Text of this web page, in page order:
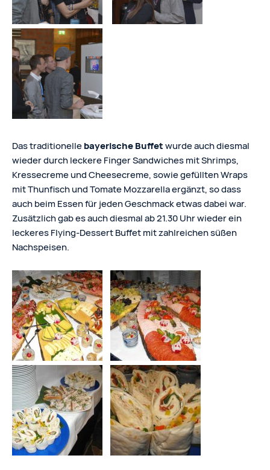
Das traditionellebayerische Buffetwurde auch diesmal
wieder durch leckere Finger Sandwiches mit Shrimps,
Kressecreme und Cheesecreme, sowie gefüllten Wraps
mit Thunfisch und Tomate Mozzarella ergänzt, so dass
auch beim Essen für jeden Geschmack etwas dabei war.
Zusätzlich gab es auch diesmal ab 21.30 Uhr wieder ein
leckeres Flying-Dessert Buffet mit zahlreichen süßen
Nachspeisen.